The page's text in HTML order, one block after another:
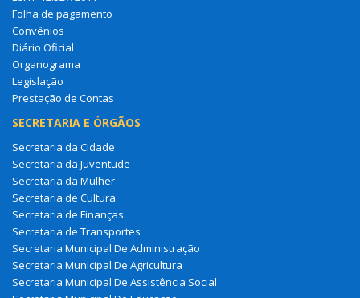
Folha de pagamento
Convênios
Diário Oficial
Organograma
Legislação
Prestação de Contas
SECRETARIA E ÓRGÃOS
Secretaria da Cidade
Secretaria da Juventude
Secretaria da Mulher
Secretaria de Cultura
Secretaria de Finanças
Secretaria de Transportes
Secretaria Municipal De Administração
Secretaria Municipal De Agricultura
Secretaria Municipal De Assistência Social